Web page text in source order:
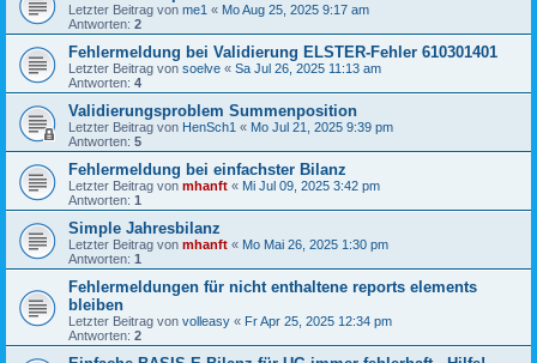
Letzter Beitrag von me1 « Mo Aug 25, 2025 9:17 am
Antworten: 2
Fehlermeldung bei Validierung ELSTER-Fehler 610301401
Letzter Beitrag von soelve « Sa Jul 26, 2025 11:13 am
Antworten: 4
Validierungsproblem Summenposition
Letzter Beitrag von HenSch1 « Mo Jul 21, 2025 9:39 pm
Antworten: 5
Fehlermeldung bei einfachster Bilanz
Letzter Beitrag von mhanft « Mi Jul 09, 2025 3:42 pm
Antworten: 1
Simple Jahresbilanz
Letzter Beitrag von mhanft « Mo Mai 26, 2025 1:30 pm
Antworten: 1
Fehlermeldungen für nicht enthaltene reports elements
bleiben
Letzter Beitrag von volleasy « Fr Apr 25, 2025 12:34 pm
Antworten: 2